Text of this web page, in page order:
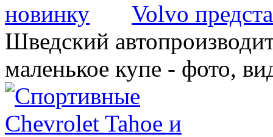
Volvo
Шведский
маленькое купе - фото,